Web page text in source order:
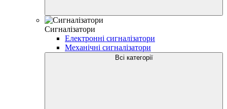
Сигналізатори
Електронні сигналізатори
Механічні сигналізатори
Всі категорії